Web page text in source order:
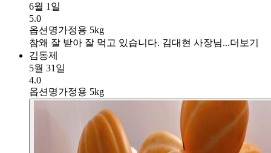
6월 1일
5.0
옵션명가정용 5kg
참왜 잘 받아 잘 먹고 있습니다. 김대현 사장님...더보기
김동제
5월 31일
4.0
옵션명가정용 5kg